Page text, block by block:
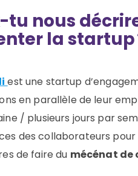
tu nous
la startup
est une startup
en parallèle de leur
/ plusieurs jours par
des collaborateurs pour
de faire du mécénat de